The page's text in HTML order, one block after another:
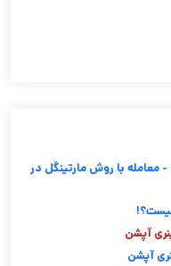
- معامله با روش مارتینگل در